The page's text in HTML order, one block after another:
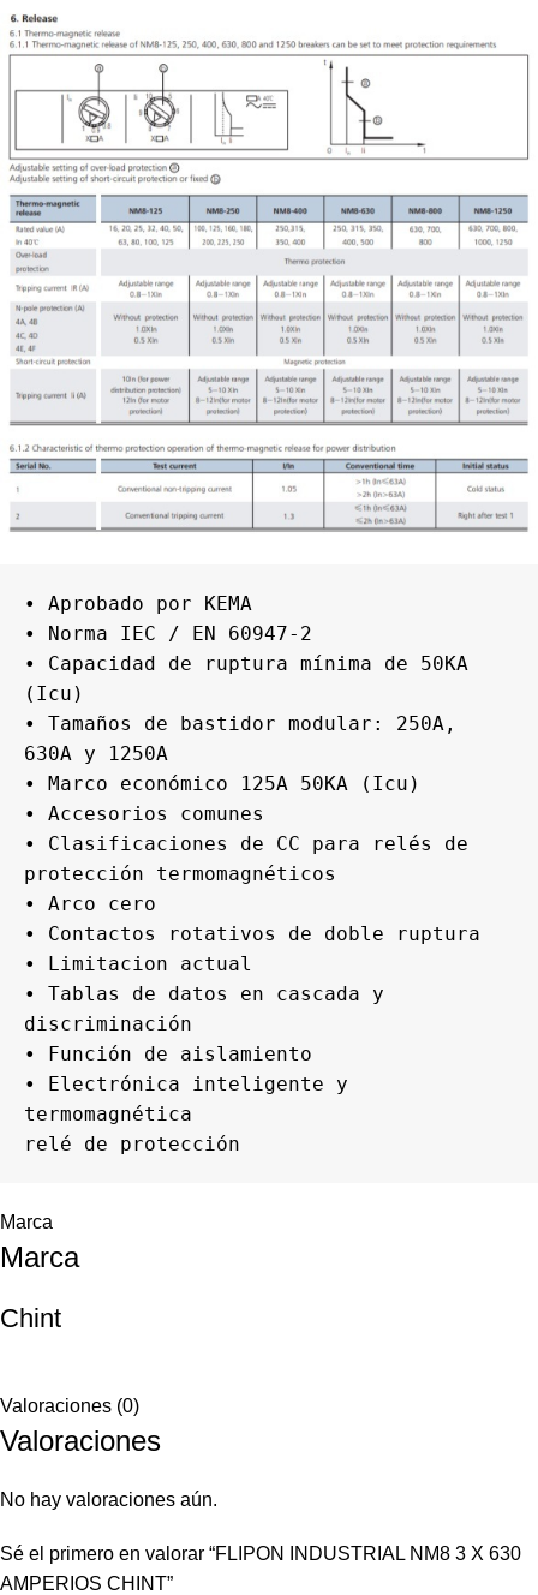
• Aprobado por KEMA
• Norma IEC / EN 60947-2
• Capacidad de ruptura mínima de 50KA
(Icu)
• Tamaños de bastidor modular: 250A,
630A y 1250A
• Marco económico 125A 50KA (Icu)
• Accesorios comunes
• Clasificaciones de CC para relés de
protección termomagnéticos
• Arco cero
• Contactos rotativos de doble ruptura
• Limitacion actual
• Tablas de datos en cascada y
discriminación
• Función de aislamiento
• Electrónica inteligente y
termomagnética
relé de protección
Marca
Marca
Chint
Valoraciones (0)
Valoraciones
No hay valoraciones aún.
Sé el primero en valorar “FLIPON INDUSTRIAL NM8 3 X 630
AMPERIOS CHINT”